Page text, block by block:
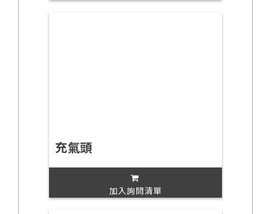
充氣頭
加入詢問清單